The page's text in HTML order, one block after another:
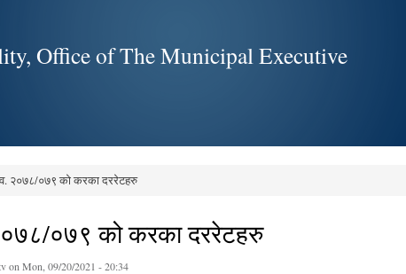
content
Office of The Municipal Executive
२०७८/०७९ को करका दररेटहरु
०७९ को करका दररेटहरु
on Mon, 09/20/2021 - 20:34